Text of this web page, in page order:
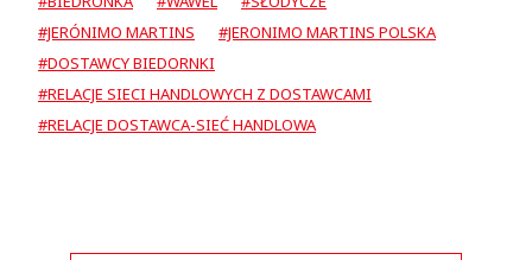
#JERÓNIMO MARTINS
#JERONIMO MARTINS POLSKA
#DOSTAWCY BIEDORNKI
#RELACJE SIECI HANDLOWYCH Z DOSTAWCAMI
#RELACJE DOSTAWCA-SIEĆ HANDLOWA